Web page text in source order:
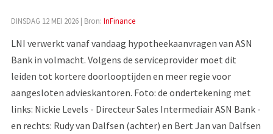
DINSDAG 12 MEI 2026| Bron: InFinance
LNI verwerkt vanaf vandaag hypotheekaanvragen van ASN
Bank in volmacht. Volgens de serviceprovider moet dit
leiden tot kortere doorlooptijden en meer regie voor
aangesloten advieskantoren. Foto: de ondertekening met
links: Nickie Levels - Directeur Sales Intermediair ASN Bank -
en rechts: Rudy van Dalfsen (achter) en Bert Jan van Dalfsen